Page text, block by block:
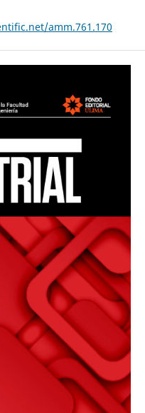
amm.761.170